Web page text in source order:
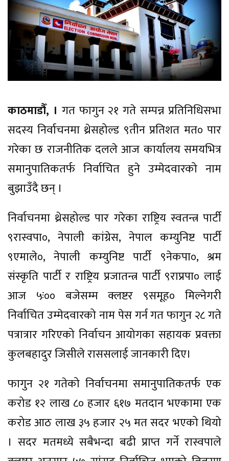
काठमाडौँ, । गत फागुन २१ गते सम्पन्न प्रतिनिधिसभा
सदस्य निर्वाचनमा थ्रेसहोल्ड ९तीन प्रतिशत मत० पार
गरेका छ राजनीतिक दलले आज कार्यालय समयभित्र
समानुपातिकतर्फ निर्वाचित हुने उम्मेदवारको नाम
बुझाउँदै छन् ।
निर्वाचनमा थ्रेसहोल्ड पार गरेका राष्ट्रिय स्वतन्त्र पार्टी
९रास्वपा०, नेपाली कांग्रेस, नेपाल कम्युनिष्ट पार्टी
९एमाले०, नेपाली कम्युनिष्ट पार्टी ९नेकपा०, श्रम
संस्कृति पार्टी र राष्ट्रिय प्रजातन्त्र पार्टी ९राप्रपा० लाई
आज ५ः०० बजेसम्म क्लष्टर ९समूह० मिल्नेगरी
निर्वाचित उम्मेदवारको नाम पेस गर्न गत फागुन २८ गते
पत्रात्रार गरिएको निर्वाचन आयोगका सहायक प्रवक्ता
कुलबहादुर जिसीले राससलाई जानकारी दिए।
फागुन २१ गतेको निर्वाचनमा समानुपातिकतर्फ एक
करोड १२ लाख ८० हजार ६१७ मतदान भएकामा एक
करोड आठ लाख ३५ हजार २५ मत सदर भएको थियो
। सदर मतमध्ये सबैभन्दा बढी प्राप्त गर्ने रास्वपाले